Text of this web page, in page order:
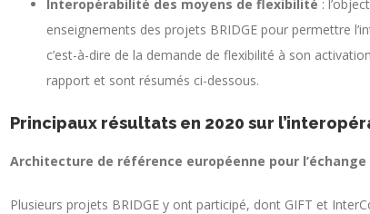
Interopérabilité des moyens de flexibilité :
enseignements des projets BRIDGE pour permettre
c’est-à-dire de la demande de flexibilité à son
rapport et sont résumés ci-dessous.
Principaux résultats en 2020 sur
Architecture de référence européenne pour l’échange
Plusieurs projets BRIDGE y ont participé, dont GIFT et